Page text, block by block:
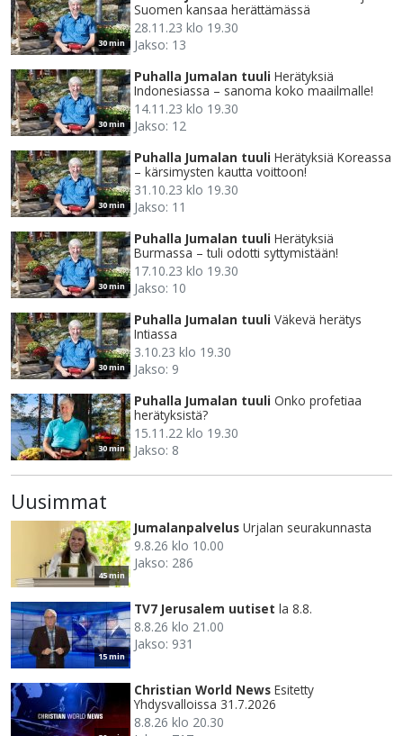
30 min
Suomen kansaa herättämässä
28.11.23 klo 19.30
Jakso: 13
30 min
Puhalla Jumalan tuuli Herätyksiä
Indonesiassa – sanoma koko maailmalle!
14.11.23 klo 19.30
Jakso: 12
30 min
Puhalla Jumalan tuuli Herätyksiä Koreassa
– kärsimysten kautta voittoon!
31.10.23 klo 19.30
Jakso: 11
30 min
Puhalla Jumalan tuuli Herätyksiä
Burmassa – tuli odotti syttymistään!
17.10.23 klo 19.30
Jakso: 10
30 min
Puhalla Jumalan tuuli Väkevä herätys
Intiassa
3.10.23 klo 19.30
Jakso: 9
30 min
Puhalla Jumalan tuuli Onko profetiaa
herätyksistä?
15.11.22 klo 19.30
Jakso: 8
Uusimmat
45 min
Jumalanpalvelus Urjalan seurakunnasta
9.8.26 klo 10.00
Jakso: 286
15 min
TV7 Jerusalem uutiset la 8.8.
8.8.26 klo 21.00
Jakso: 931
Christian World News Esitetty
Yhdysvalloissa 31.7.2026
8.8.26 klo 20.30